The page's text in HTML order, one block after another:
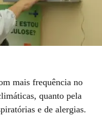
mais frequência no
quanto pela
e de alergias.